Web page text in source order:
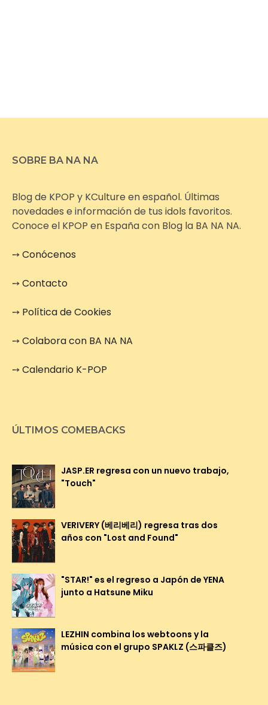
SOBRE BA NA NA
Blog de KPOP y KCulture en español. Últimas
novedades e información de tus idols favoritos.
Conoce el KPOP en España con Blog la BA NA NA.
➙Conócenos
➙Contacto
➙ Política de Cookies
➙Colabora con BA NA NA
➙Calendario K-POP
ÚLTIMOS COMEBACKS
JASP.ER regresa con un nuevo trabajo,
"Touch"
VERIVERY (베리베리) regresa tras dos
años con "Lost and Found"
"STAR!" es el regreso a Japón de YENA
junto a Hatsune Miku
LEZHIN combina los webtoons y la
música con el grupo SPAKLZ (스파클즈)